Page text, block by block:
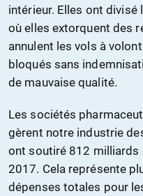
intérieur. Elles ont divisé
où elles extorquent des
annulent les vols à
bloqués sans
de mauvaise qualité.
Les sociétés
gèrent notre industrie
ont soutiré 812 milliards
2017. Cela représente
dépenses totales pour